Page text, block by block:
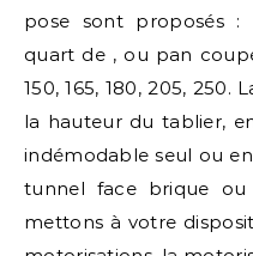
pose sont proposés
quart de , ou pan
150, 165, 180, 205, 250.
la hauteur du tablier,
indémodable seul ou
tunnel face brique
mettons à votre